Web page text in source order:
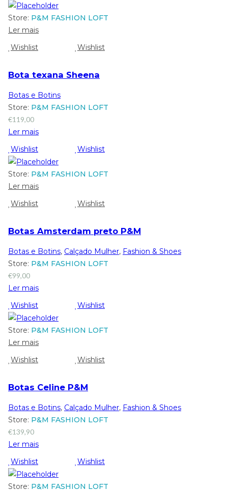
Store: P&M FASHION LOFT
Ler mais
Wishlist
Wishlist
Bota texana Sheena
Botas e Botins
Store: P&M FASHION LOFT
€119,00
Ler mais
Wishlist
Wishlist
Store: P&M FASHION LOFT
Ler mais
Wishlist
Wishlist
Botas Amsterdam preto P&M
Botas e Botins, Calçado Mulher, Fashion & Shoes
Store: P&M FASHION LOFT
€99,00
Ler mais
Wishlist
Wishlist
Store: P&M FASHION LOFT
Ler mais
Wishlist
Wishlist
Botas Celine P&M
Botas e Botins, Calçado Mulher, Fashion & Shoes
Store: P&M FASHION LOFT
€139,90
Ler mais
Wishlist
Wishlist
Store: P&M FASHION LOFT